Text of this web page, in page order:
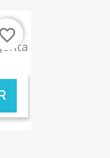
favorite_border